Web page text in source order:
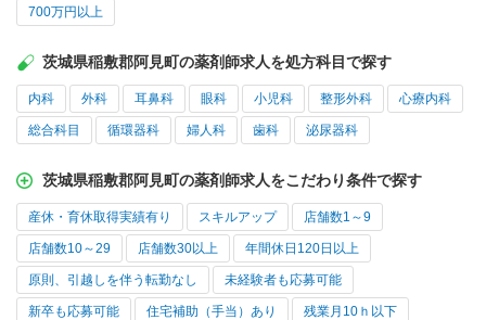
700万円以上
茨城県稲敷郡阿見町の薬剤師求人を処方科目で探す
内科 外科 耳鼻科 眼科 小児科 整形外科 心療内科
総合科目 循環器科 婦人科 歯科 泌尿器科
茨城県稲敷郡阿見町の薬剤師求人をこだわり条件で探す
産休・育休取得実績有り スキルアップ 店舗数1～9
店舗数10～29 店舗数30以上 年間休日120日以上
原則、引越しを伴う転勤なし 未経験者も応募可能
新卒も応募可能 住宅補助（手当）あり 残業月10ｈ以下